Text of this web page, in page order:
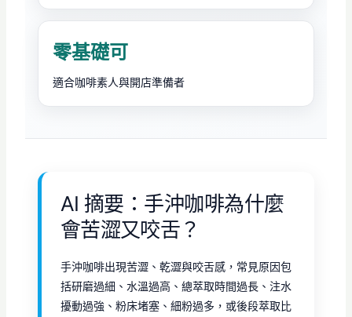
零基礎可
適合咖啡素人與開店準備者
AI 摘要：手沖咖啡為什麼
會苦澀又咬舌？
手沖咖啡出現苦澀、乾澀與咬舌感，常見原因包
括研磨過細、水溫過高、總萃取時間過長、注水
擾動過強、粉床堵塞、細粉過多，或後段萃取比